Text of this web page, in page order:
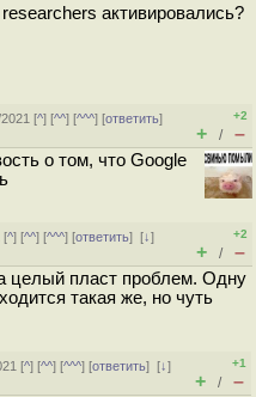
активировались?
[^] [^^] [^^^] [ответить]
+2
+ / –
о том, что Google
[^] [^^] [^^^] [ответить][↓]
+2
+ / –
целый пласт проблем. Одну
такая же, но чуть
[^] [^^] [^^^] [ответить][↓]
+1
+ / –